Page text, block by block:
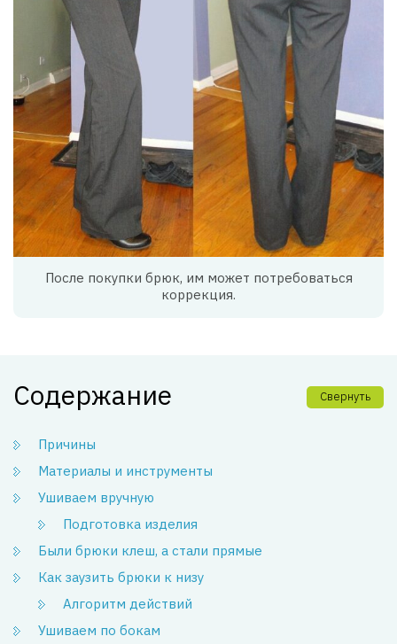
После покупки брюк, им может потребоваться
коррекция.
Содержание Свернуть
Причины
Материалы и инструменты
Ушиваем вручную
Подготовка изделия
Были брюки клеш, а стали прямые
Как заузить брюки к низу
Алгоритм действий
Ушиваем по бокам